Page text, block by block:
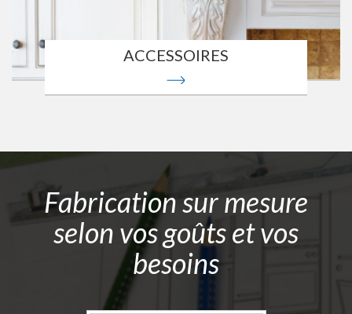
ACCESSOIRES
Fabrication sur mesure
selon vos goûts et vos
besoins